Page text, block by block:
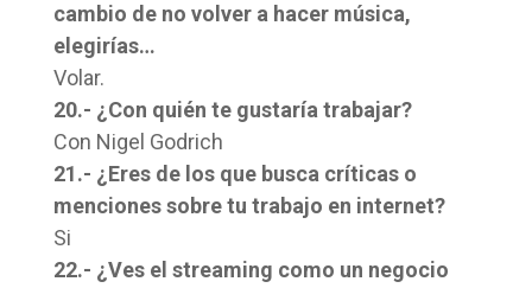
cambio de no volver a hacer música,
elegirías…
Volar.
20.- ¿Con quién te gustaría trabajar?
Con Nigel Godrich
21.- ¿Eres de los que busca críticas o
menciones sobre tu trabajo en internet?
Si
22.- ¿Ves el streaming como un negocio